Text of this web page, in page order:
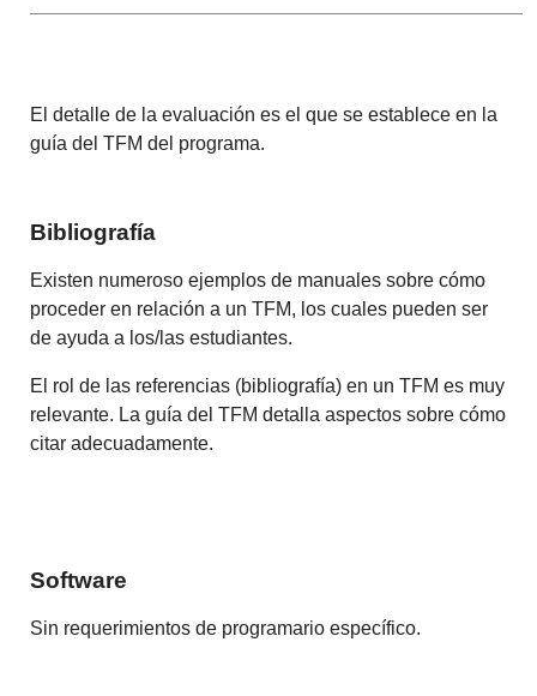
El detalle de la evaluación es el que se establece en la
guía del TFM del programa.
Bibliografía
Existen numeroso ejemplos de manuales sobre cómo
proceder en relación a un TFM, los cuales pueden ser
de ayuda a los/las estudiantes.
El rol de las referencias (bibliografía) en un TFM es muy
relevante. La guía del TFM detalla aspectos sobre cómo
citar adecuadamente.
Software
Sin requerimientos de programario específico.